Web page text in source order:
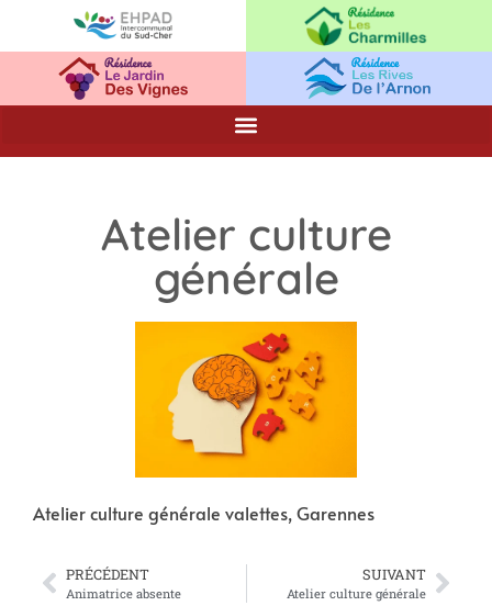
Atelier culture
générale
Atelier culture générale valettes, Garennes
PRÉCÉDENT
Animatrice absente
SUIVANT
Atelier culture générale